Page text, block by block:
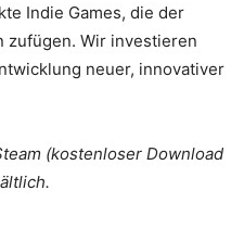
Indie Games, die der
zufügen. Wir investieren
neuer, innovativer
(kostenloser Download